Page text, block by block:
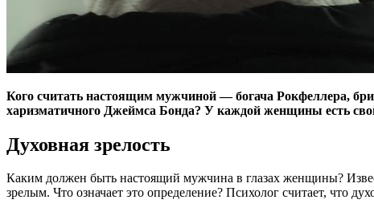
Кого считать настоящим мужчиной — богача Рокфеллера,
харизматичного Джеймса Бонда? У каждой женщины есть
Духовная зрелость
Каким должен быть настоящий мужчина в глазах женщины?
зрелым. Что означает это определение? Психолог считает, что